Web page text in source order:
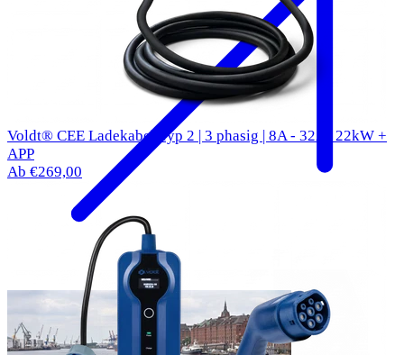
Voldt® CEE Ladekabel Typ 2 | 3 phasig | 8A - 32A | 22kW +
APP
Ab €269,00